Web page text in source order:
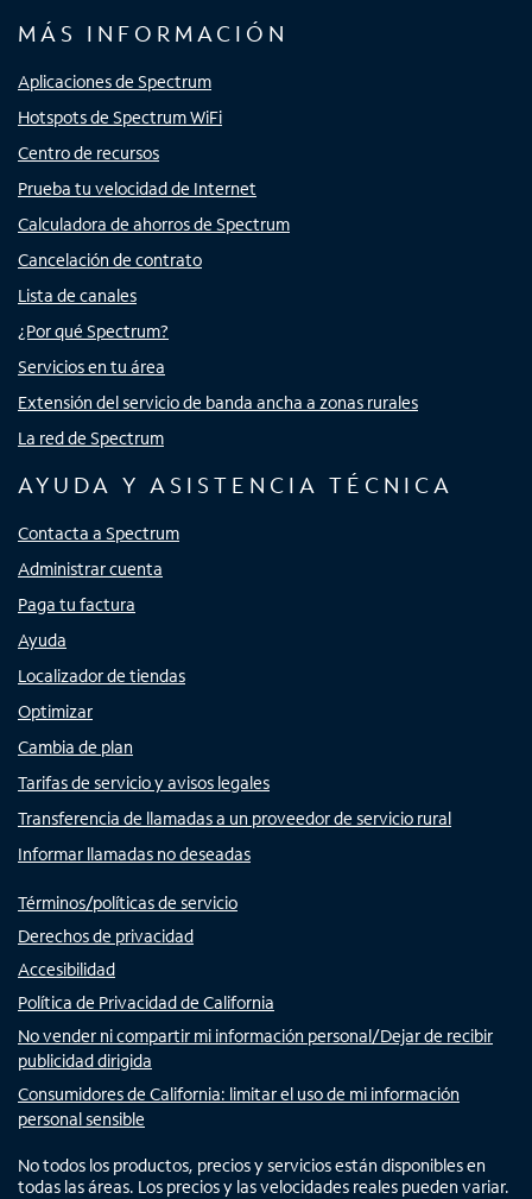
MÁS INFORMACIÓN
Aplicaciones de Spectrum
Hotspots de Spectrum WiFi
Centro de recursos
Prueba tu velocidad de Internet
Calculadora de ahorros de Spectrum
Cancelación de contrato
Lista de canales
¿Por qué Spectrum?
Servicios en tu área
Extensión del servicio de banda ancha a zonas rurales
La red de Spectrum
AYUDA Y ASISTENCIA TÉCNICA
Contacta a Spectrum
Administrar cuenta
Paga tu factura
Ayuda
Localizador de tiendas
Optimizar
Cambia de plan
Tarifas de servicio y avisos legales
Transferencia de llamadas a un proveedor de servicio rural
Informar llamadas no deseadas
Términos/políticas de servicio
Derechos de privacidad
Accesibilidad
Política de Privacidad de California
No vender ni compartir mi información personal/Dejar de recibir
publicidad dirigida
Consumidores de California: limitar el uso de mi información
personal sensible
No todos los productos, precios y servicios están disponibles en
todas las áreas. Los precios y las velocidades reales pueden variar.